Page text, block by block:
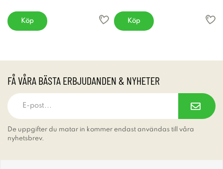
Köp Köp
FÅ VÅRA BÄSTA ERBJUDANDEN & NYHETER
De uppgifter du matar in kommer endast användas till våra
nyhetsbrev.